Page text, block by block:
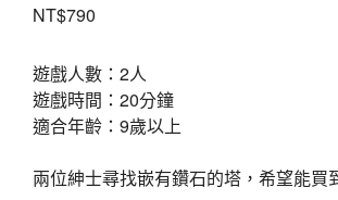
NT$790
遊戲人數：2人
遊戲時間：20分鐘
適合年齡：9歲以上
兩位紳士尋找嵌有鑽石的塔，希望能買